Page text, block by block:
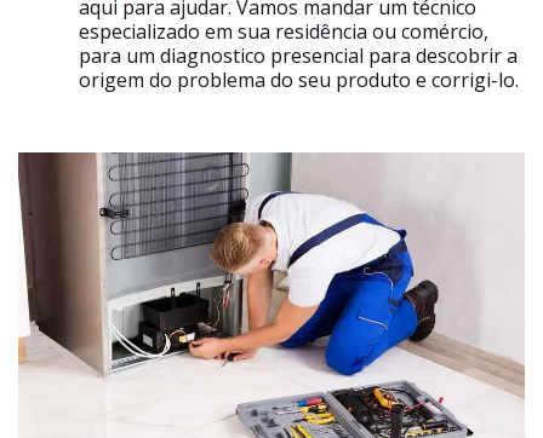
aqui para ajudar. Vamos mandar um técnico
especializado em sua residência ou comércio,
para um diagnostico presencial para descobrir a
origem do problema do seu produto e corrigi-lo.